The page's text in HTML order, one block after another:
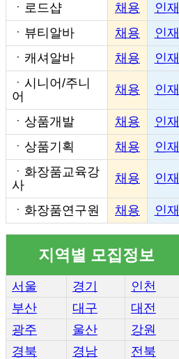
ㆍ 로드샵 채용
인재
ㆍ 뷰티알바 채용
인재
ㆍ 캐셔알바 채용
인재
ㆍ 시니어/주니
어
채용 인재
ㆍ 상품개발 채용
인재
ㆍ 상품기획 채용
인재
ㆍ 화장품교육강
사
채용 인재
ㆍ 화장품연구원 채용 인재
지역별 모집정보
서울 경기
인천
부산
대구
대전
광주
울산
강원
경북
경남
전북